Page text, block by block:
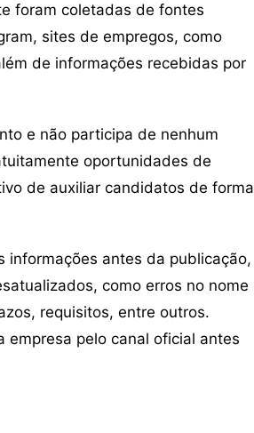
foram coletadas de fontes
sites de empregos, como
de informações recebidas por
e não participa de nenhum
oportunidades de
de auxiliar candidatos de forma
informações antes da publicação,
como erros no nome
requisitos, entre outros.
empresa pelo canal oficial antes